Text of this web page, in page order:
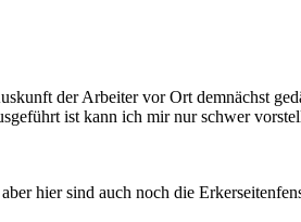
der Arbeiter vor Ort demnächst
ist kann ich mir nur schwer
hier sind auch noch die